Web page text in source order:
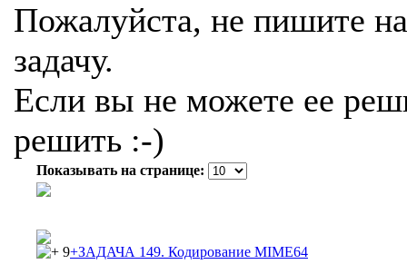
Пожалуйста, не пишите
задачу.
Если вы не можете ее
решить :-)
Показывать на странице:
9+ЗАДАЧА 149. Кодирование MIME64